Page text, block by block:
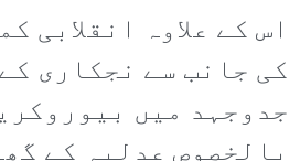
اس کے علاوہ انقلابی
کی جانب سے نجکاری
جدوجہد میں